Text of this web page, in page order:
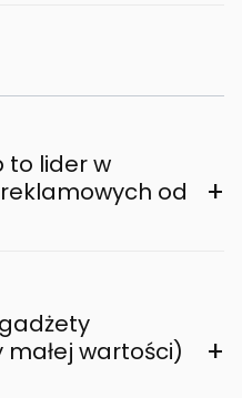
to lider w
od
+
wartości)
+